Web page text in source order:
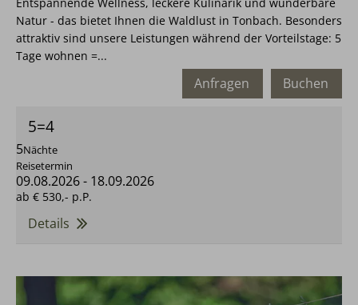
Natur - das bietet Ihnen die Waldlust in Tonbach. Besonders
attraktiv sind unsere Leistungen während der Vorteilstage: 5
Tage wohnen =...
Buchen
Anfragen
5=4
5Nächte
Reisetermin
09.08.2026- 18.09.2026
ab € 530,- p.P.
Details